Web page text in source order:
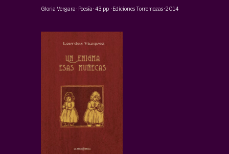
Gloria Vergara · Poesía ·43 pp · Ediciones Torremozas·2014